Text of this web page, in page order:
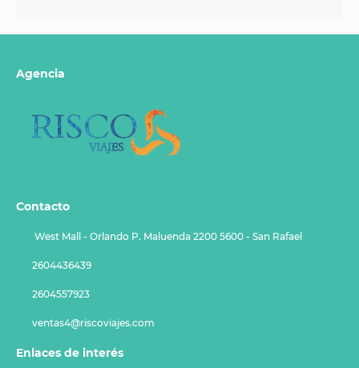
Agencia
Contacto
West Mall - Orlando P. Maluenda 2200 5600 - San Rafael
2604436439
2604557923
ventas4@riscoviajes.com
Enlaces de interés